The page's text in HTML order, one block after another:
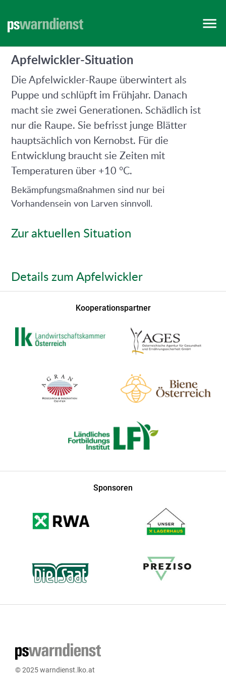
Apfelwickler-Situation
Die Apfelwickler-Raupe überwintert als
Puppe und schlüpft im Frühjahr. Danach
macht sie zwei Generationen. Schädlich ist
nur die Raupe. Sie befrisst junge Blätter
hauptsächlich von Kernobst. Für die
Entwicklung braucht sie Zeiten mit
Temperaturen über +10 °C.
Bekämpfungsmaßnahmen sind nur bei
Vorhandensein von Larven sinnvoll.
Zur aktuellen Situation
Details zum Apfelwickler
Kooperationspartner
Sponsoren
© 2025 warndienst.lko.at